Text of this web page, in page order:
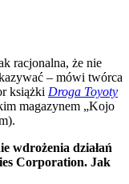
racjonalna, że nie
– mówi twórca
książki Droga Toyoty
magazynem „Kojo
wdrożenia działań
Corporation. Jak